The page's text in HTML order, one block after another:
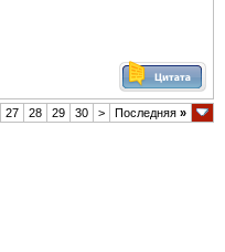
27 28 29 30 > Последняя »